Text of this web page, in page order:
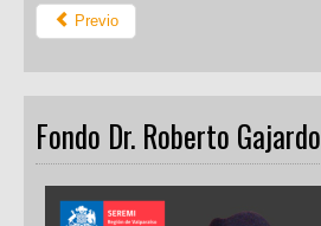
Previo
Fondo Dr. Roberto Gajardo